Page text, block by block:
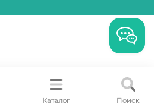
Каталог Поиск